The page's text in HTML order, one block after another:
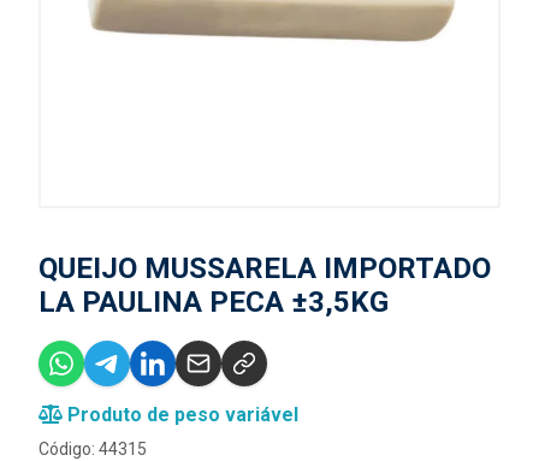
QUEIJO MUSSARELA IMPORTADO
LA PAULINA PECA ±3,5KG
Produto de peso variável
Código: 44315